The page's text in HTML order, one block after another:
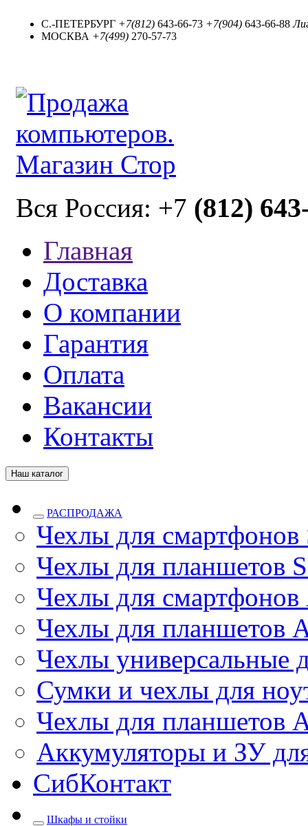
С.-ПЕТЕРБУРГ +7(812) 643-66-73 +7(904) 643-66-88
МОСКВА +7(499) 270-57-73
Вся Россия: +7 (812)
Главная
Доставка
О компании
Гарантия
Оплата
Вакансии
Контакты
Наш каталог
РАСПРОДАЖА
Чехлы для смартфонов
Чехлы для планшетов
Чехлы для
Чехлы для планшетов
Чехлы универсальные
Сумки и чехлы для
Чехлы для планшетов
Аккумуляторы и ЗУ
СибКонтакт
Шкафы и стойки